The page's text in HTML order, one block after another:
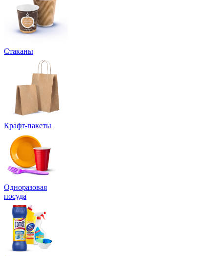
Стаканы
Крафт-пакеты
Одноразовая
посуда